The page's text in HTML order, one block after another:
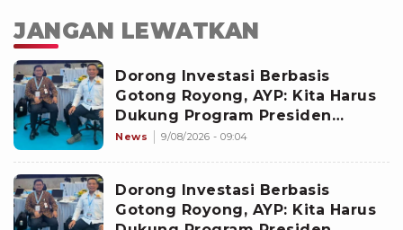
JANGAN LEWATKAN
Dorong Investasi Berbasis
Gotong Royong, AYP: Kita Harus
Dukung Program Presiden
Prabowo Eliminasi Kemiskinan
News 9/08/2026 - 09:04
Dorong Investasi Berbasis
Gotong Royong, AYP: Kita Harus